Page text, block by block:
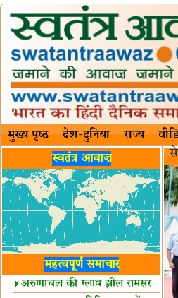
मुख्य पृष्ठ देश-दुनिया राज्य
स्वतंत्र आवाज़
महत्वपूर्ण समाचार
अरुणाचल की ग्लाव झील रामसर